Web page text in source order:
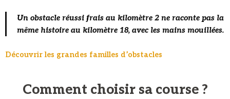
Un obstacle réussi frais au kilomètre 2 ne raconte pas la
même histoire au kilomètre 18, avec les mains mouillées.
Découvrir les grandes familles d’obstacles
Comment choisir sa course ?